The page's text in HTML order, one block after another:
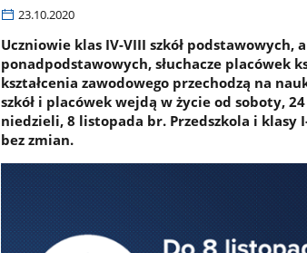
23.10.2020
Uczniowie klas IV-VIII szkół podstawowych,
ponadpodstawowych, słuchacze placówek
kształcenia zawodowego przechodzą na
szkół i placówek wejdą w życie od soboty,
niedzieli, 8 listopada br. Przedszkola i klasy
bez zmian.